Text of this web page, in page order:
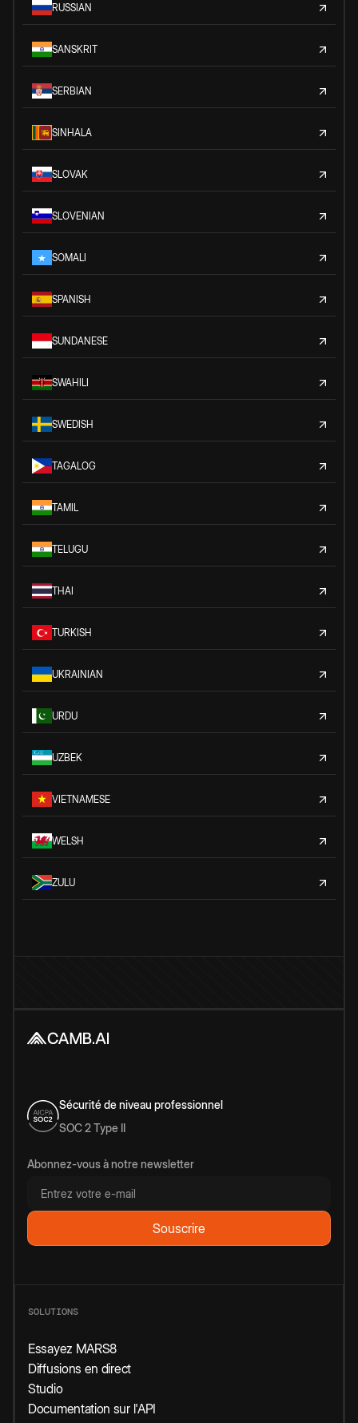
RUSSIAN
SANSKRIT
SERBIAN
SINHALA
SLOVAK
SLOVENIAN
SOMALI
SPANISH
SUNDANESE
SWAHILI
SWEDISH
TAGALOG
TAMIL
TELUGU
THAI
TURKISH
UKRAINIAN
URDU
UZBEK
VIETNAMESE
WELSH
ZULU
Sécurité de niveau professionnel
SOC 2 Type II
Abonnez-vous à notre newsletter
SOLUTIONS
Essayez MARS8
Diffusions en direct
Studio
Documentation sur l'API